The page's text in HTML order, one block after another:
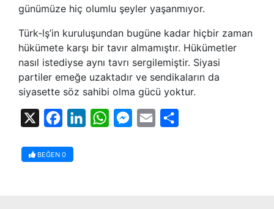
günümüze hiç olumlu şeyler yaşanmıyor.
Türk-lş’in kuruluşundan bugüne kadar hiçbir zaman
hükümete karşı bir tavır almamıştır. Hükümetler
nasıl istediyse aynı tavrı sergilemiştir. Siyasi
partiler emeğe uzaktadır ve sendikaların da
siyasette söz sahibi olma gücü yoktur.
FacebookLinkedInWhatsAppMessenger
Email
BEĞEN 0